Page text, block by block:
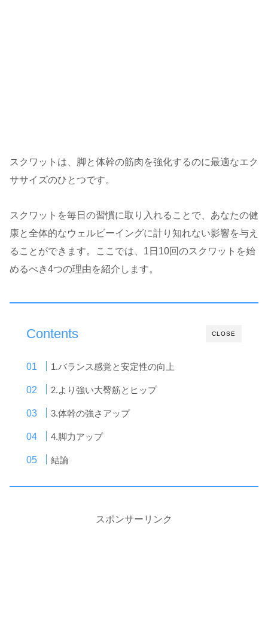
スクワットは、脚と体幹の筋肉を強化するのに最適なエク
ササイズのひとつです。
スクワットを毎日の習慣に取り入れることで、あなたの健
康と全体的なウェルビーイングに計り知れない影響を与え
ることができます。ここでは、1日10回のスクワットを始
めるべき4つの理由を紹介します。
CLOSE
Contents
1.バランス感覚と安定性の向上
2.より強い大臀筋とヒップ
3.体幹の強さアップ
4.脚力アップ
結論
スポンサーリンク